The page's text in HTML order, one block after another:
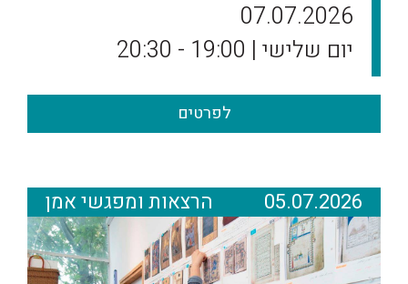
07.07.2026
יום שלישי | 19:00 - 20:30
לפרטים
05.07.2026 הרצאות ומפגשי אמן